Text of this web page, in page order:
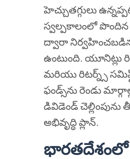
హెచ్చుతగ్గులు
స్వల్పకాలంలో
ద్వారా
ఉంటుంది. యూనిట్లు
మరియు రిటర్న్స్
ఫండ్స్‌ను రెండు
డివిడెండ్ చెల్లింపును
అభివృద్ధి ప్లాన్.
భారతదేశంలో